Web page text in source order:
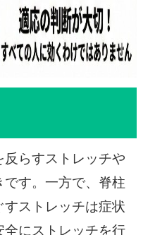
らすストレッチや
す。一方で、脊柱
ストレッチは症状
にストレッチを行